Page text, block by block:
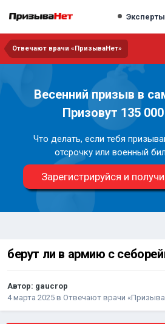
Отвечают врачи «ПризываНет»
Весенний призыв в
Призовут 135
Что делать, если тебя
отсрочку или военный
Зарегистрируйся и
берут ли в армию с
Автор: gaucrop
4 марта 2025 в Отвечают врачи